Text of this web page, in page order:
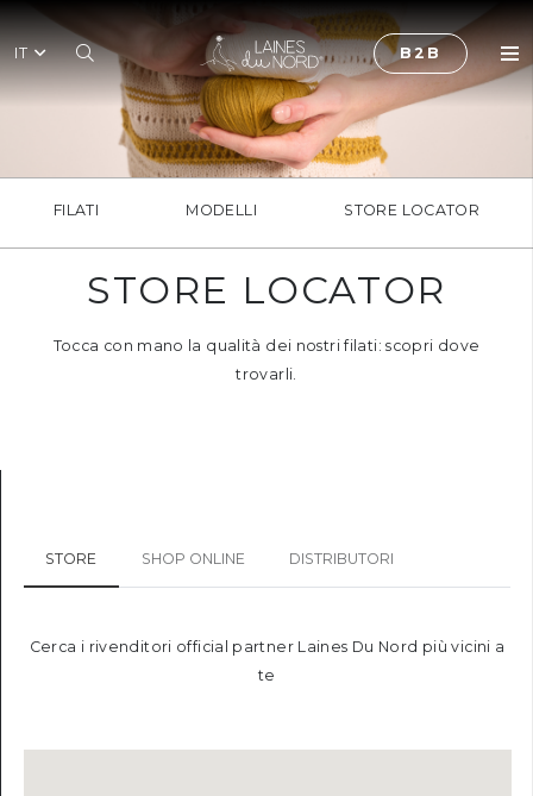
IT B2B
FILATI MODELLI STORE LOCATOR
STORE LOCATOR
Tocca con mano la qualità dei nostri filati: scopri dove
trovarli.
STORE SHOP ONLINE DISTRIBUTORI
Cerca i rivenditori official partner Laines Du Nord più vicini a
te